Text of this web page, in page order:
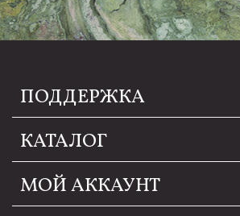
ПОДДЕРЖКА
КАТАЛОГ
МОЙ АККАУНТ